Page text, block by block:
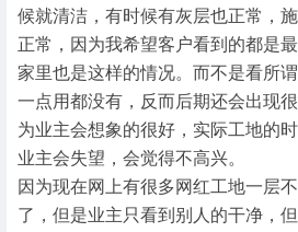
候就清洁，有时候有灰层也正常，
正常，因为我希望客户看到的都是
家里也是这样的情况。而不是看所
一点用都没有，反而后期还会出现
为业主会想象的很好，实际工地的
业主会失望，会觉得不高兴。
因为现在网上有很多网红工地一层
了，但是业主只看到别人的干净，